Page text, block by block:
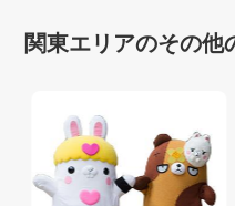
関東エリアのその他